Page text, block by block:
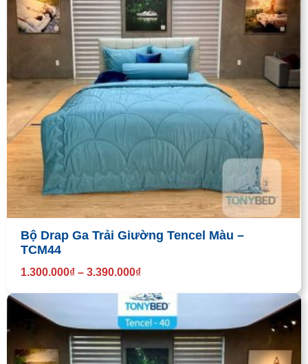
Bộ Drap Ga Trải Giường Tencel Màu –
TCM44
1.300.000₫ – 3.390.000₫